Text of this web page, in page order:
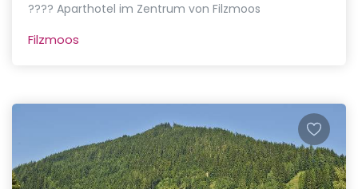
???? Aparthotel im Zentrum von Filzmoos
Filzmoos